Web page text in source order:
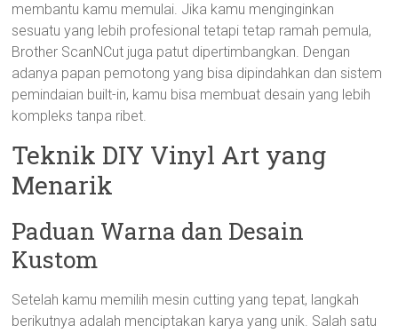
membantu kamu memulai. Jika kamu menginginkan
sesuatu yang lebih profesional tetapi tetap ramah pemula,
Brother ScanNCut juga patut dipertimbangkan. Dengan
adanya papan pemotong yang bisa dipindahkan dan sistem
pemindaian built-in, kamu bisa membuat desain yang lebih
kompleks tanpa ribet.
Teknik DIY Vinyl Art yang
Menarik
Paduan Warna dan Desain
Kustom
Setelah kamu memilih mesin cutting yang tepat, langkah
berikutnya adalah menciptakan karya yang unik. Salah satu